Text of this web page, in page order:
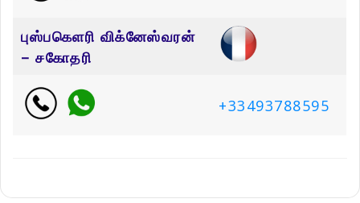
புஸ்பகெளரி விக்னேஸ்வரன்
– சகோதரி
+33493788595